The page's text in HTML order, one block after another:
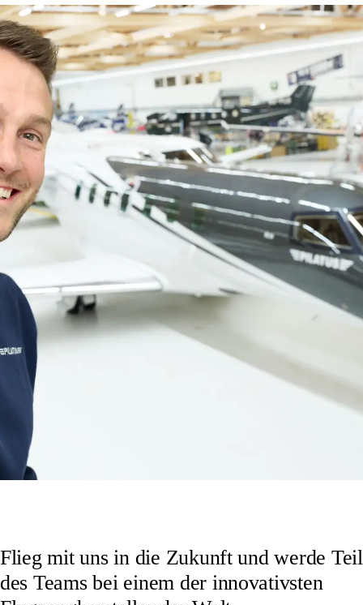
Flieg mit uns in die Zukunft und werde Teil
des Teams bei einem der innovativsten